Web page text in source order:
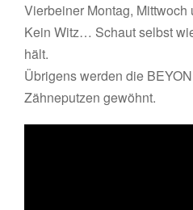
Vierbeiner Montag, Mittwoch
Kein Witz… Schaut selbst
hält.
Übrigens werden die
Zähneputzen gewöhnt.